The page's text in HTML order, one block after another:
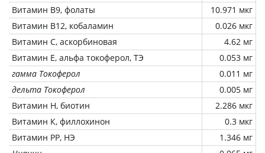
Витамин В9, фолаты
10.971 мкг
Витамин В12, кобаламин
0.026 мкг
Витамин C, аскорбиновая
4.62 мг
Витамин Е, альфа токоферол, ТЭ
0.053 мг
гамма Токоферол
0.011 мг
дельта Токоферол
0.005 мг
Витамин Н, биотин
2.286 мкг
Витамин К, филлохинон
0.3 мкг
Витамин РР, НЭ
1.346 мг